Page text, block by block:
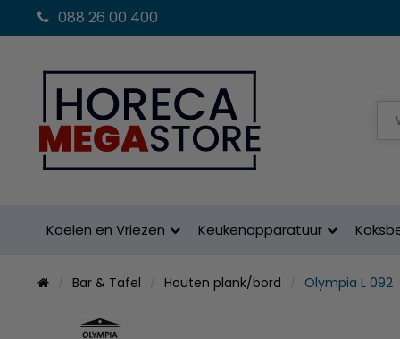
088 26 00 400
Koelen en Vriezen Keukenapparatuur
Bar & Tafel Houten plank/bord Olympia L 092